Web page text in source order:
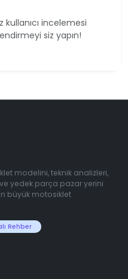
incelemesi
siz yapın!
modelini, teknik analizleri,
yedek parça pazar yerini
büyük motosiklet
Rehber